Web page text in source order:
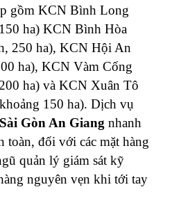
gồm KCN Bình Long
ha) KCN Bình Hòa
250 ha), KCN Hội An
ha), KCN Vàm Cống
ha) và KCN Xuân Tô
150 ha). Dịch vụ
Gòn An Giang nhanh
toàn, đối với các mặt hàng
quản lý giám sát kỹ
nguyên vẹn khi tới tay